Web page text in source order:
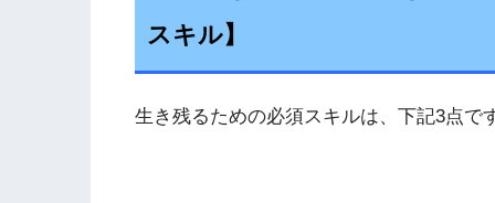
スキル】
生き残るための必須スキルは、下記3点で